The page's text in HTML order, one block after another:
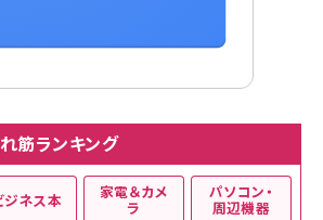
筋ランキング
ジネス本 家電＆カメ
ラ
パソコン・
周辺機器